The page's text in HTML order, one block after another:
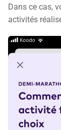
Dans ce cas,
activités